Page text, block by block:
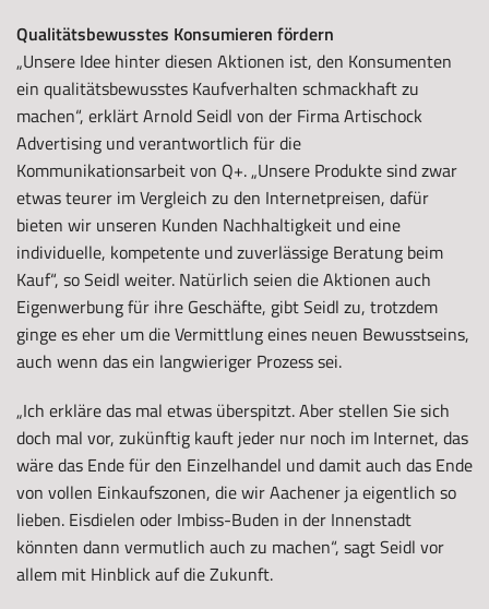
Qualitätsbewusstes Konsumieren fördern
„Unsere Idee hinter diesen Aktionen ist, den Konsumenten
ein qualitätsbewusstes Kaufverhalten schmackhaft zu
machen“, erklärt Arnold Seidl von der Firma Artischock
Advertising und verantwortlich für die
Kommunikationsarbeit von Q+. „Unsere Produkte sind zwar
etwas teurer im Vergleich zu den Internetpreisen, dafür
bieten wir unseren Kunden Nachhaltigkeit und eine
individuelle, kompetente und zuverlässige Beratung beim
Kauf“, so Seidl weiter. Natürlich seien die Aktionen auch
Eigenwerbung für ihre Geschäfte, gibt Seidl zu, trotzdem
ginge es eher um die Vermittlung eines neuen Bewusstseins,
auch wenn das ein langwieriger Prozess sei.
„Ich erkläre das mal etwas überspitzt. Aber stellen Sie sich
doch mal vor, zukünftig kauft jeder nur noch im Internet, das
wäre das Ende für den Einzelhandel und damit auch das Ende
von vollen Einkaufszonen, die wir Aachener ja eigentlich so
lieben. Eisdielen oder Imbiss-Buden in der Innenstadt
könnten dann vermutlich auch zu machen“, sagt Seidl vor
allem mit Hinblick auf die Zukunft.